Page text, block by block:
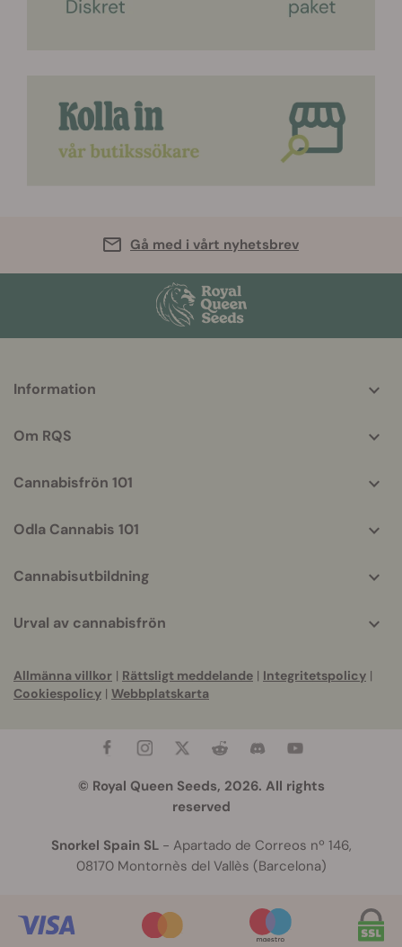
Gå med i vårt nyhetsbrev
helpful
Information
Om RQS
Cannabisfrön 101
Odla Cannabis 101
Cannabisutbildning
Urval av cannabisfrön
Allmänna villkor | Rättsligt meddelande | Integritetspolicy |
Cookiespolicy | Webbplatskarta
© Royal Queen Seeds, 2026. All rights
reserved
Snorkel Spain SL- Apartado de Correos nº 146,
08170 Montornès del Vallès (Barcelona)